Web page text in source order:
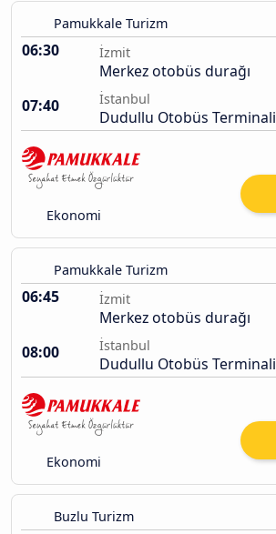
Pamukkale Turizm
06:30 İzmit
Merkez otobüs durağı
07:40
İstanbul
Dudullu Otobüs Terminali
Ekonomi
Pamukkale Turizm
06:45 İzmit
Merkez otobüs durağı
08:00
İstanbul
Dudullu Otobüs Terminali
Ekonomi
Buzlu Turizm